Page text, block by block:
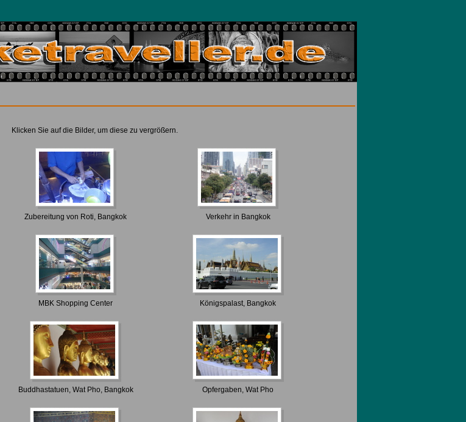
Klicken Sie auf die Bilder, um diese zu vergrößern.
Zubereitung von Roti, Bangkok Verkehr in Bangkok
MBK Shopping Center Königspalast, Bangkok
Buddhastatuen, Wat Pho, Bangkok Opfergaben, Wat Pho